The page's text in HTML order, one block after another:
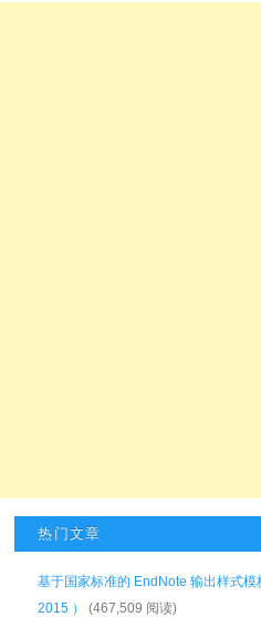
热门文章
基于国家标准的 EndNote 输出样式
2015 ）
(467,509 阅读)